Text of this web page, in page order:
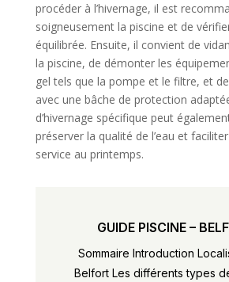
procéder à l’hivernage, il est
soigneusement la piscine et de
équilibrée. Ensuite, il convient de
la piscine, de démonter les
gel tels que la pompe et le filtre, et
avec une bâche de protection
d’hivernage spécifique peut
préserver la qualité de l’eau et
service au printemps.
GUIDE PISCINE –
Sommaire Introduction
Belfort Les différents types